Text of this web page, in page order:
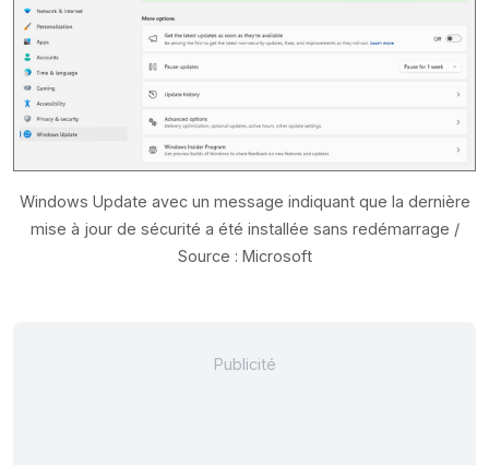
Windows Update avec un message indiquant que la dernière
mise à jour de sécurité a été installée sans redémarrage /
Source : Microsoft